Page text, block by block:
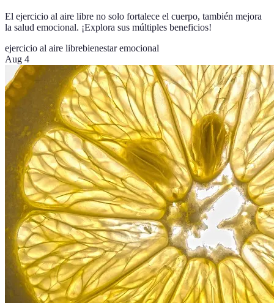
El ejercicio al aire libre no solo fortalece el cuerpo, también mejora
la salud emocional. ¡Explora sus múltiples beneficios!
ejercicio al aire librebienestar emocional
Aug 4